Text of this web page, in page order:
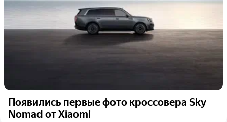
Появились первые фото кроссовера Sky
Nomad от Xiaomi